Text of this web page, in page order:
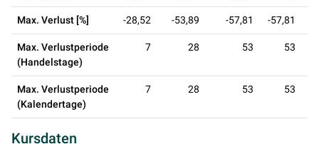
Max. Verlust [%] -28,52 -53,89 -57,81 -57,81
Max. Verlustperiode
(Handelstage)
7 28 53 53
Max. Verlustperiode
(Kalendertage)
7 28 53 53
Kursdaten